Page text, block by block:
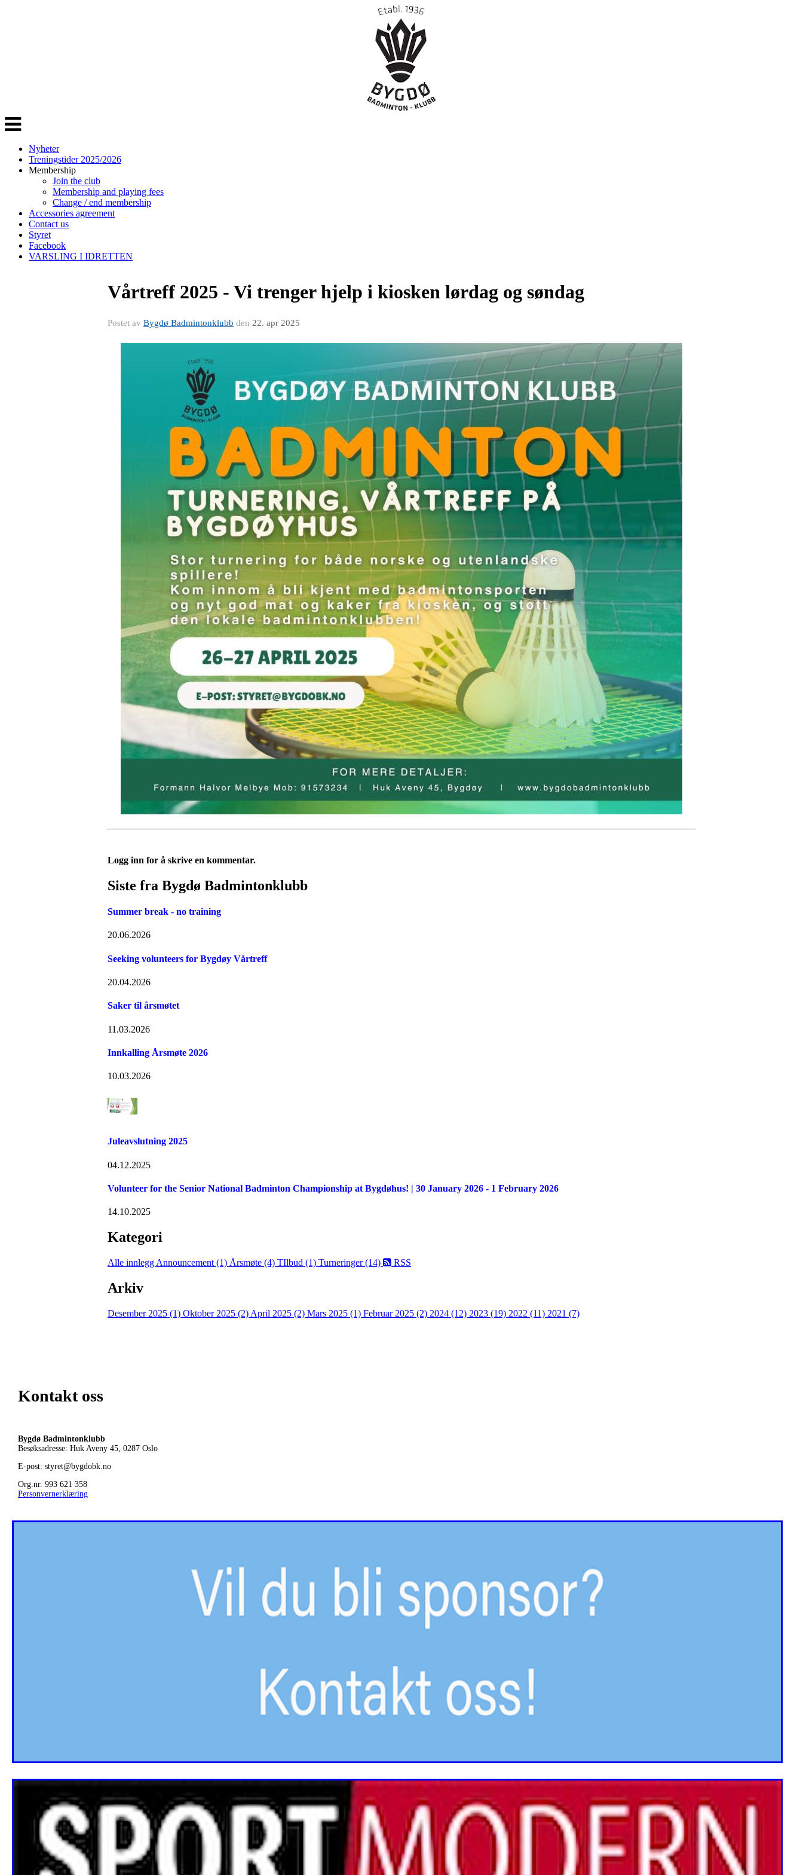
Veksle
navigasjon
Nyheter
Treningstider 2025/2026
Membership
Join the club
Membership and playing fees
Change / end membership
Accessories agreement
Contact us
Styret
Facebook
VARSLING I IDRETTEN
Vårtreff 2025 - Vi trenger hjelp i kiosken lørdag og søndag
Postet av Bygdø Badmintonklubb den 22. apr 2025
Logg inn for å skrive en kommentar.
Siste fra Bygdø Badmintonklubb
Summer break - no training
20.06.2026
Seeking volunteers for Bygdøy Vårtreff
20.04.2026
Saker til årsmøtet
11.03.2026
Innkalling Årsmøte 2026
10.03.2026
Juleavslutning 2025
04.12.2025
Volunteer for the Senior National Badminton Championship at Bygdøhus! | 30 January 2026 - 1 February 2026
14.10.2025
Kategori
Alle innlegg Announcement (1) Årsmøte (4) TIlbud (1) Turneringer (14) RSS
Arkiv
Desember 2025 (1) Oktober 2025 (2) April 2025 (2) Mars 2025 (1) Februar 2025 (2) 2024 (12) 2023 (19) 2022 (11) 2021 (7)
Kontakt oss
Bygdø Badmintonklubb
Besøksadresse: Huk Aveny 45, 0287 Oslo
E-post: styret@bygdobk.no
Org.nr. 993 621 358
Personvernerklæring